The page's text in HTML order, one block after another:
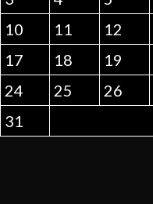
10
11 12
17
18 19
24
25 26
31